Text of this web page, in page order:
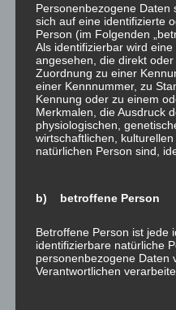
30. Januar 2019
In "was gibt es Neues?"
kurz und knapp:
Brancheninfos –
In "was gibt es Neues?"
Dieser Beitrag wurde am5.
veröffentlicht.
Personenbezogene Daten
sich auf eine identifizierte
Person (im Folgenden
Als identifizierbar wird
angesehen, die direkt
Zuordnung zu einer
einer Kennnummer, zu
Kennung oder zu einem
Merkmalen, die Ausdruck
physiologischen,
wirtschaftlichen,
natürlichen Person sind,
b) betroffene Person
Betroffene Person ist jede
identifizierbare natürliche
personenbezogene Daten
Verantwortlichen